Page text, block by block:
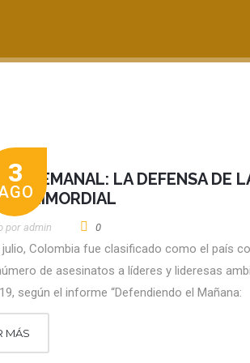
3 SEMANAL: LA DEFENSA DE
PRIMORDIAL
por Admin 0
julio, Colombia fue clasificado como el país
de asesinatos a líderes y lideresas
según el informe “Defendiendo el Mañana:
MÁS